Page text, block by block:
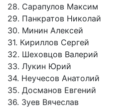
28. Сарапулов Максим
29. Панкратов Николай
30. Минин Алексей
31. Кириллов Сергей
32. Шеховцов Валерий
33. Лукин Юрий
34. Неучесов Анатолий
35. Досманов Евгений
36. Зуев Вячеслав